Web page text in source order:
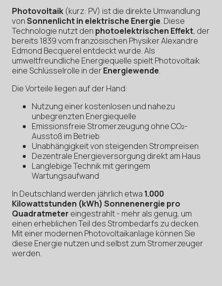
Photovoltaik (kurz: PV) ist die direkte Umwandlung
vonSonnenlicht in elektrische Energie. Diese
Technologie nutzt den photoelektrischen Effekt, der
bereits 1839 vom französischen Physiker Alexandre
Edmond Becquerel entdeckt wurde. Als
umweltfreundliche Energiequelle spielt Photovoltaik
eine Schlüsselrolle in derEnergiewende.
Die Vorteile liegen auf der Hand:
Nutzung einer kostenlosen und nahezu
unbegrenzten Energiequelle
Emissionsfreie Stromerzeugung ohne CO₂-
Ausstoß im Betrieb
Unabhängigkeit von steigenden Strompreisen
Dezentrale Energieversorgung direkt am Haus
Langlebige Technik mit geringem
Wartungsaufwand
In Deutschland werden jährlich etwa 1.000
Kilowattstunden (kWh) Sonnenenergie pro
Quadratmeter eingestrahlt - mehr als genug, um
einen erheblichen Teil des Strombedarfs zu decken.
Mit einer modernen Photovoltaikanlage können Sie
diese Energie nutzen und selbst zum Stromerzeuger
werden.